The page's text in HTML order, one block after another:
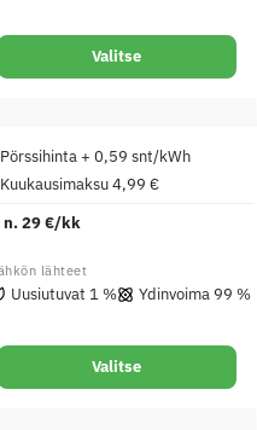
Valitse
Pörssihinta + 0,59 snt/kWh
Kuukausimaksu 4,99 €
n. 29 €/kk
Uusiutuvat 1 % Ydinvoima 99 %
Valitse